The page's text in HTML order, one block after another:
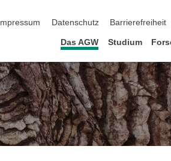
Impressum Datenschutz Barrierefreiheit
Das AGW Studium